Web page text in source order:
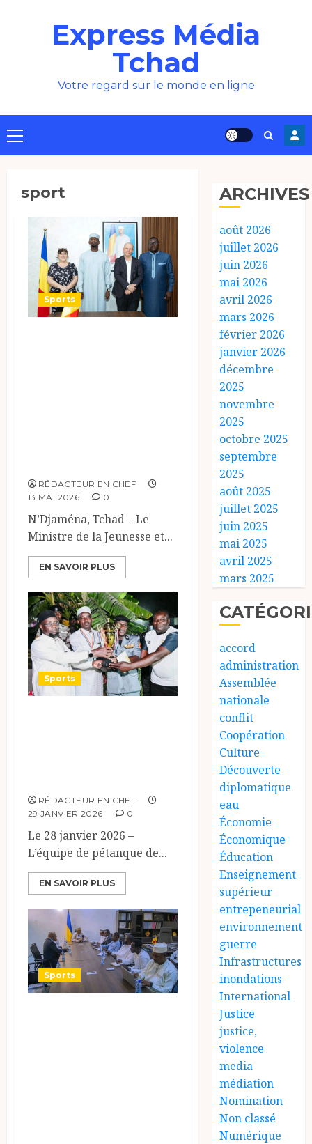
Express Média
Tchad
Votre regard sur le monde en ligne
Menu
principal
sport
Sports
RÉDACTEUR EN CHEF
13 MAI 2026
0
N’Djaména, Tchad – Le
Ministre de la Jeunesse et...
EN SAVOIR PLUS
Sports
RÉDACTEUR EN CHEF
29 JANVIER 2026
0
Le 28 janvier 2026 –
L’équipe de pétanque de...
EN SAVOIR PLUS
Sports
ARCHIVES
août 2026
juillet 2026
juin 2026
mai 2026
avril 2026
mars 2026
février 2026
janvier 2026
décembre
2025
novembre
2025
octobre 2025
septembre
2025
août 2025
juillet 2025
juin 2025
mai 2025
avril 2025
mars 2025
accord
administration
Assemblée
nationale
conflit
Coopération
Culture
Découverte
diplomatique
eau
Économie
Économique
Éducation
Enseignement
supérieur
entrepeneurial
environnement
guerre
Infrastructures
inondations
International
Justice
justice,
violence
media
médiation
Nomination
Non classé
Numérique